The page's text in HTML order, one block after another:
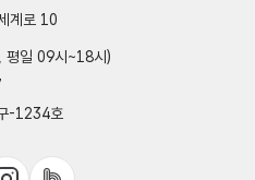
계로 10
일 09시~18시)
-1234호